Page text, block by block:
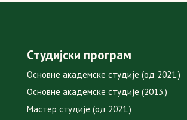
Студијски програм
Основне академске студије (од 2021.)
Основне академске студије (2013.)
Мастер студије (од 2021.)